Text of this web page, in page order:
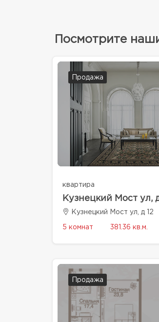
Посмотрите
Продажа
квартира
Кузнецкий Мост ул,
Кузнецкий Мост ул, д 12
5 комнат 381.36 кв.м.
Продажа